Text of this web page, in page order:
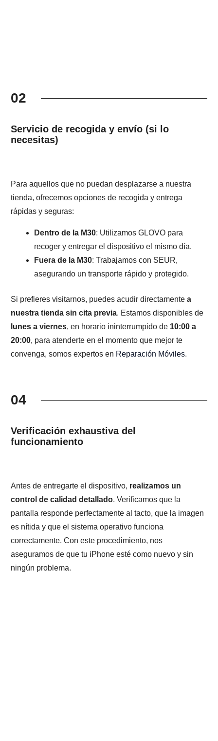
02
Servicio de recogida y envío (si lo
necesitas)
Para aquellos que no puedan desplazarse a nuestra
tienda, ofrecemos opciones de recogida y entrega
rápidas y seguras:
Dentro de la M30: Utilizamos GLOVO para
recoger y entregar el dispositivo el mismo día.
Fuera de la M30: Trabajamos con SEUR,
asegurando un transporte rápido y protegido.
Si prefieres visitarnos, puedes acudir directamentea
nuestra tienda sin cita previa. Estamos disponibles de
lunes a viernes, en horario ininterrumpido de 10:00 a
20:00, para atenderte en el momento que mejor te
convenga, somos expertos en Reparación Móviles.
04
Verificación exhaustiva del
funcionamiento
Antes de entregarte el dispositivo, realizamos un
control de calidad detallado. Verificamos que la
pantalla responde perfectamente al tacto, que la imagen
es nítida y que el sistema operativo funciona
correctamente. Con este procedimiento, nos
aseguramos de que tu iPhone esté como nuevo y sin
ningún problema.